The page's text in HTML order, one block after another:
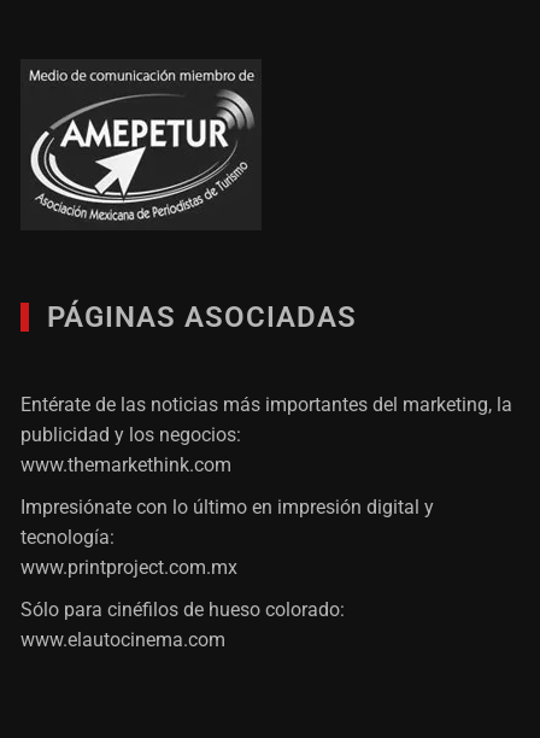
PÁGINAS ASOCIADAS
Entérate de las noticias más importantes del marketing, la
publicidad y los negocios:
www.themarkethink.com
Impresiónate con lo último en impresión digital y
tecnología:
www.printproject.com.mx
Sólo para cinéfilos de hueso colorado:
www.elautocinema.com